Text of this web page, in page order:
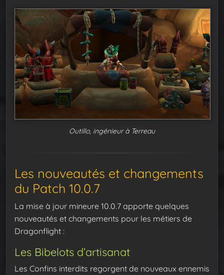
Outillo, ingénieur à Terreau
Les nouveautés et changements
du Patch 10.0.7
La mise à jour mineure 10.0.7 apporte quelques
nouveautés et changements pour les métiers de
Dragonflight :
Les Bibelots d’artisanat
Les Confins interdits regorgent de nouveaux ennemis